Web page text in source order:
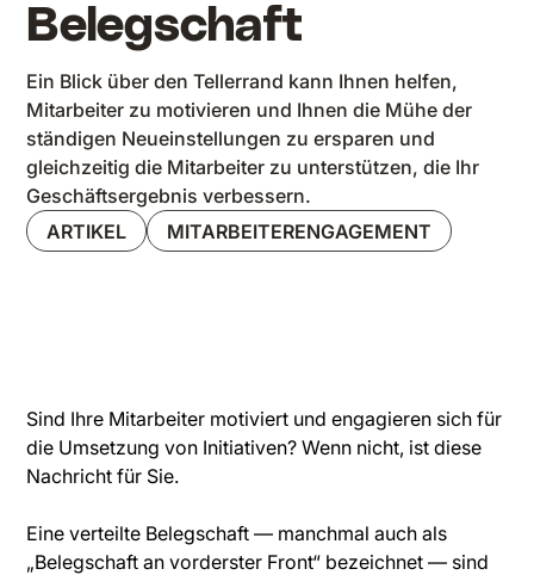
Belegschaft
Ein Blick über den Tellerrand kann Ihnen helfen,
Mitarbeiter zu motivieren und Ihnen die Mühe der
ständigen Neueinstellungen zu ersparen und
gleichzeitig die Mitarbeiter zu unterstützen, die Ihr
Geschäftsergebnis verbessern.
ARTIKEL
MITARBEITERENGAGEMENT
Sind Ihre Mitarbeiter motiviert und engagieren sich für
die Umsetzung von Initiativen? Wenn nicht, ist diese
Nachricht für Sie.
Eine verteilte Belegschaft — manchmal auch als
„Belegschaft an vorderster Front“ bezeichnet — sind